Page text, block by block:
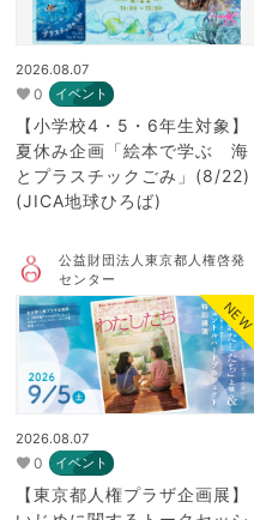
2026.08.07
0 イベント
【小学校4・5・6年生対象】
夏休み企画「絵本で学ぶ 海
とプラスチックごみ」(8/22)
(JICA地球ひろば)
公益財団法人東京都人権啓発
センター
NEW
2026.08.07
0 イベント
【東京都人権プラザ企画展】